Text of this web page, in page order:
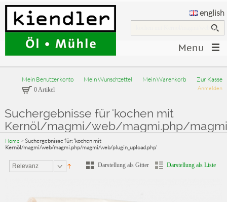
english
Menu
Mein Benutzerkonto Mein Wunschzettel Mein Warenkorb Zur Kasse
Anmelden
0 Artikel
Suchergebnisse für 'kochen mit
Kernöl/magmi/web/magmi.php/
Home > Suchergebnisse für: 'kochen mit
Kernöl/magmi/web/magmi.php/magmi/web/plugin_upload.php'
Relevanz Darstellung als Gitter Darstellung als Liste